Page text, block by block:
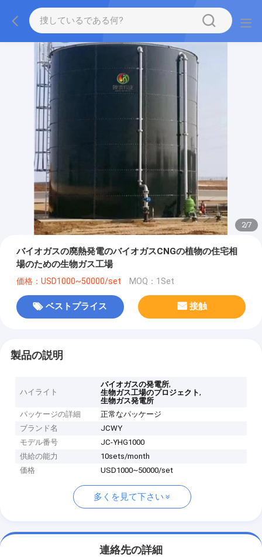
2/7
バイオガスの廃熱発電のバイオガスCNGの植物の住宅相
場のための生物ガス工場
価格：USD1000~50000/set MOQ：1Set
ベストプライス 接触
製品の説明
ハイライト
バイオガスの発電所,
生物ガス工場のプロジェクト,
生物ガス発電所
パッケージの詳細
正常なパッケージ
ブランド名
JCWY
モデル番号
JC-YHG1000
供給の能力
10sets/month
価格
USD1000~50000/set
多くを見て下さい
連絡先の詳細